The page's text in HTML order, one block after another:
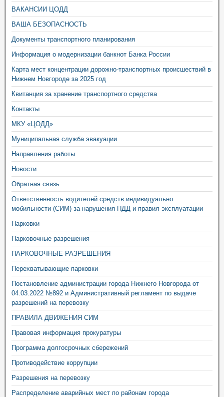
ВАКАНСИИ ЦОДД
ВАША БЕЗОПАСНОСТЬ
Документы транспортного планирования
Информация о модернизации банкнот Банка России
Карта мест концентрации дорожно-транспортных происшествий в
Нижнем Новгороде за 2025 год
Квитанция за хранение транспортного средства
Контакты
МКУ «ЦОДД»
Муниципальная служба эвакуации
Направления работы
Новости
Обратная связь
Ответственность водителей средств индивидуально
мобильности (СИМ) за нарушения ПДД и правил эксплуатации
Парковки
Парковочные разрешения
ПАРКОВОЧНЫЕ РАЗРЕШЕНИЯ
Перехватывающие парковки
Постановление администрации города Нижнего Новгорода от
04.03.2022 №892 и Административный регламент по выдаче
разрешений на перевозку
ПРАВИЛА ДВИЖЕНИЯ СИМ
Правовая информация прокуратуры
Программа долгосрочных сбережений
Противодействие коррупции
Разрешения на перевозку
Распределение аварийных мест по районам города